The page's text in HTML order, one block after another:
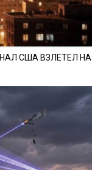
США ВЗЛЕТЕЛ НА